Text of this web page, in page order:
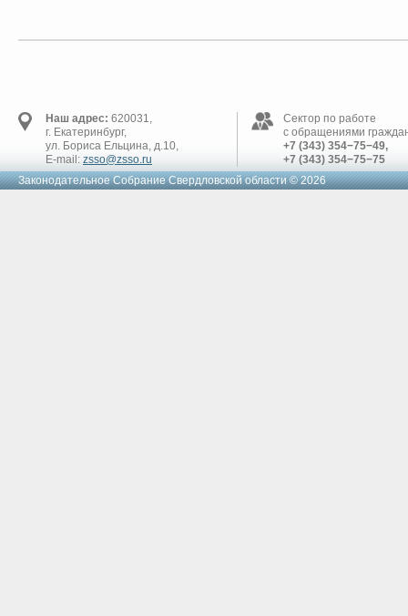
Наш адрес: 620031,
г. Екатеринбург,
ул. Бориса Ельцина, д.10,
E-mail: zsso@zsso.ru
Сектор по работе
с обращениями
+7 (343) 354−75−49,
+7 (343) 354−75−75
Законодательное Cобрание Свердловской области © 2026